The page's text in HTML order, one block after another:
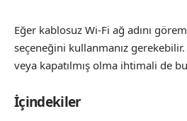
Eğer kablosuz Wi-Fi ağ adını
seçeneğini kullanmanız gerekebilir.
veya kapatılmış olma ihtimali de
İçindekiler